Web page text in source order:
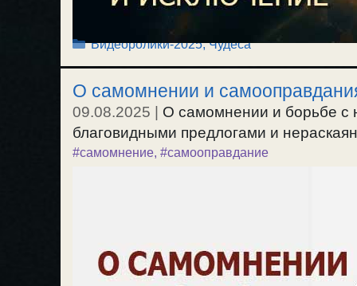
Рубрики
Видеоролики-2025,Чудеса
О самомнении и
09.08.2025
О самомнении и борьбе с
благовидными предлогами и
#самомнение, #самооправдание